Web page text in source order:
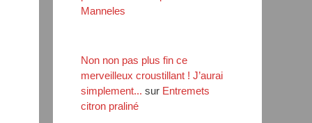
Manneles
Non non pas plus fin ce
merveilleux croustillant ! J’aurai
simplement... sur Entremets
citron praliné